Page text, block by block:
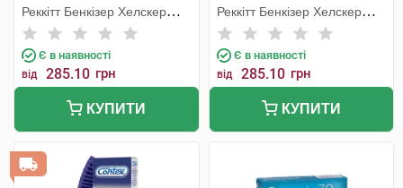
Реккітт Бенкізер Хелскер
Мануфектурінг
Є в наявності
від 285.10 грн
КУПИТИ
Реккітт Бенкізер Хелскер
Мануфектурінг
Є в наявності
від 285.10 грн
КУПИТИ